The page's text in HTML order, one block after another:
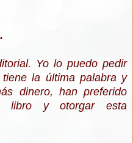
Yo lo puedo pedir
la última palabra y
dinero, han preferido
libro y otorgar esta